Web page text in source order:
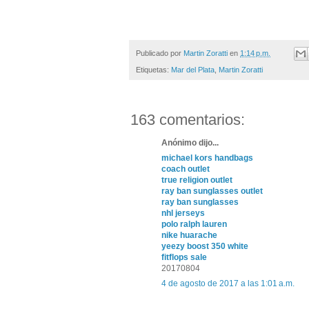
Publicado por Martin Zoratti en 1:14 p.m.
Etiquetas: Mar del Plata, Martin Zoratti
163 comentarios:
Anónimo dijo...
michael kors handbags
coach outlet
true religion outlet
ray ban sunglasses outlet
ray ban sunglasses
nhl jerseys
polo ralph lauren
nike huarache
yeezy boost 350 white
fitflops sale
20170804
4 de agosto de 2017 a las 1:01 a.m.